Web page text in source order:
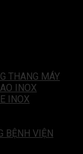
THANG MÁY
INOX
INOX
BỆNH VIỆN